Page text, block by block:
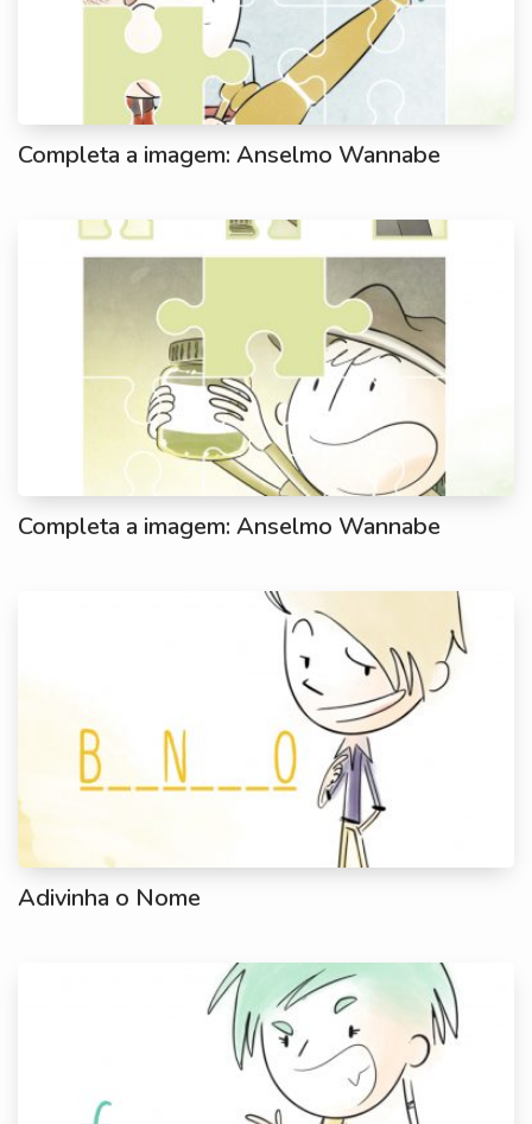
Completa a imagem: Anselmo Wannabe
Completa a imagem: Anselmo Wannabe
Adivinha o Nome